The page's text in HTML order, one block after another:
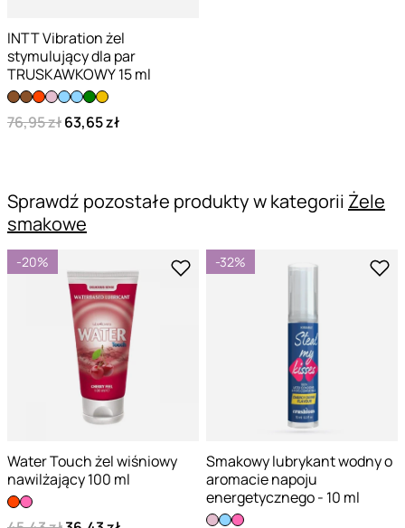
INTT Vibration żel
stymulujący dla par
TRUSKAWKOWY 15 ml
76,95 zł63,65 zł
Sprawdź pozostałe produkty w kategorii Żele
smakowe
-20%
Water Touch żel wiśniowy
nawilżający 100 ml
-32%
Smakowy lubrykant wodny o
aromacie napoju
energetycznego - 10 ml